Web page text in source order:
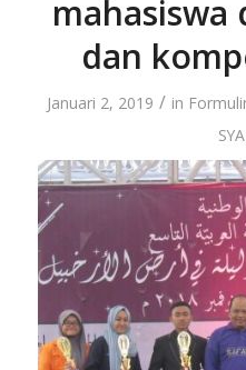
dan
Januari 2, 2019 / in